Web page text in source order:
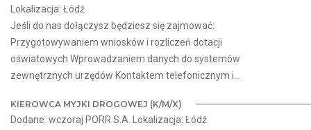
Lokalizacja: Łódź
Jeśli do nas dołączysz będziesz się zajmować:
Przygotowywaniem wniosków i rozliczeń dotacji
oświatowych Wprowadzaniem danych do systemów
zewnętrznych urzędów Kontaktem telefonicznym i...
KIEROWCA MYJKI DROGOWEJ (K/M/X)
Dodane: wczoraj PORR S.A. Lokalizacja: Łódź